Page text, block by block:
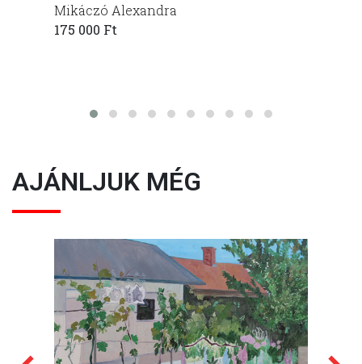
Mikáczó Alexandra
175 000 Ft
AJÁNLJUK MÉG